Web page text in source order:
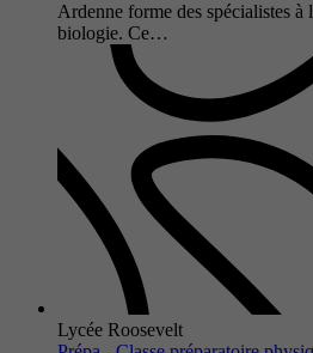
Ardenne forme des spécialistes
biologie. Ce…
Lycée Roosevelt